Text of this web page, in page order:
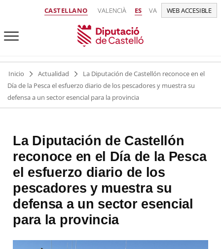
CASTELLANO VALENCIÀ ES VA WEB ACCESIBLE
Inicio Actualidad
La Diputación de Castellón reconoce en el
Día de la Pesca el esfuerzo diario de los pescadores y muestra su
defensa a un sector esencial para la provincia
La Diputación de Castellón
reconoce en el Día de la Pesca
el esfuerzo diario de los
pescadores y muestra su
defensa a un sector esencial
para la provincia